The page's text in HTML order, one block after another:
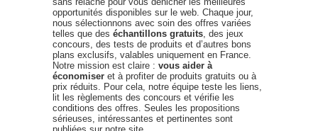
opportunités disponibles sur le web. Chaque jour,
nous sélectionnons avec soin des offres variées
telles que des échantillons gratuits, des jeux
concours, des tests de produits et d’autres bons
plans exclusifs, valables uniquement en France.
Notre mission est claire : vous aider à
économiser et à profiter de produits gratuits ou à
prix réduits. Pour cela, notre équipe teste les liens,
lit les règlements des concours et vérifie les
conditions des offres. Seules les propositions
sérieuses, intéressantes et pertinentes sont